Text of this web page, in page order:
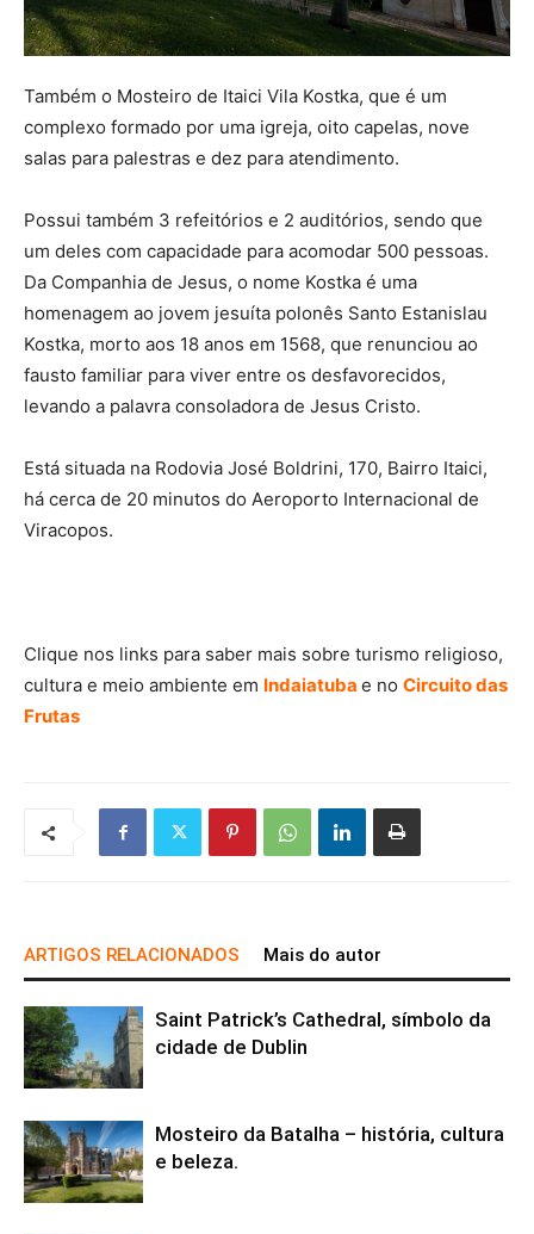
Também o Mosteiro de Itaici Vila Kostka, que é um
complexo formado por uma igreja, oito capelas, nove
salas para palestras e dez para atendimento.
Possui também 3 refeitórios e 2 auditórios, sendo que
um deles com capacidade para acomodar 500 pessoas.
Da Companhia de Jesus, o nome Kostka é uma
homenagem ao jovem jesuíta polonês Santo Estanislau
Kostka, morto aos 18 anos em 1568, que renunciou ao
fausto familiar para viver entre os desfavorecidos,
levando a palavra consoladora de Jesus Cristo.
Está situada na Rodovia José Boldrini, 170, Bairro Itaici,
há cerca de 20 minutos do Aeroporto Internacional de
Viracopos.
Clique nos links para saber mais sobre turismo religioso,
cultura e meio ambiente em Indaiatuba e no Circuito das
Frutas
ARTIGOS RELACIONADOS Mais do autor
Saint Patrick’s Cathedral, símbolo da
cidade de Dublin
Mosteiro da Batalha – história, cultura
e beleza.